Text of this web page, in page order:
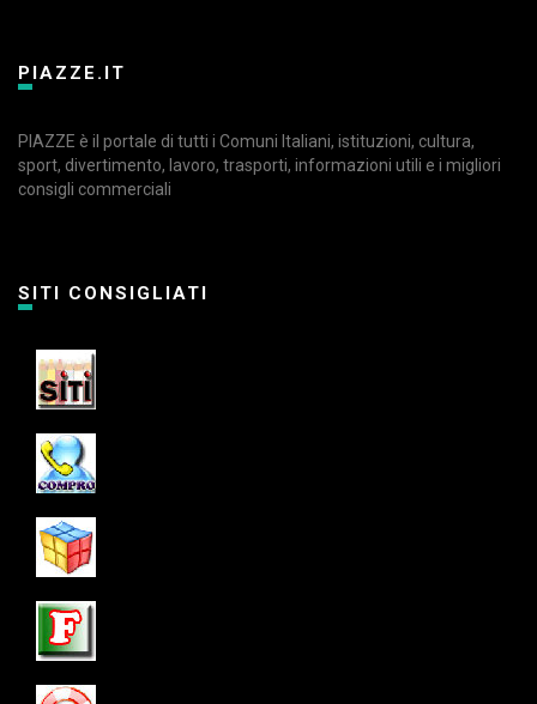
PIAZZE.IT
PIAZZE è il portale di tutti i Comuni Italiani, istituzioni, cultura,
sport, divertimento, lavoro, trasporti, informazioni utili e i migliori
consigli commerciali
SITI CONSIGLIATI